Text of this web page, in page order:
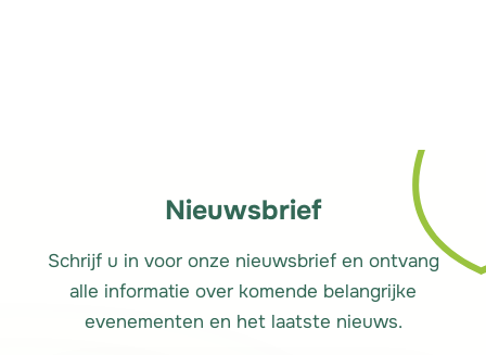
Nieuwsbrief
Schrijf u in voor onze nieuwsbrief en ontvang
alle informatie over komende belangrijke
evenementen en het laatste nieuws.